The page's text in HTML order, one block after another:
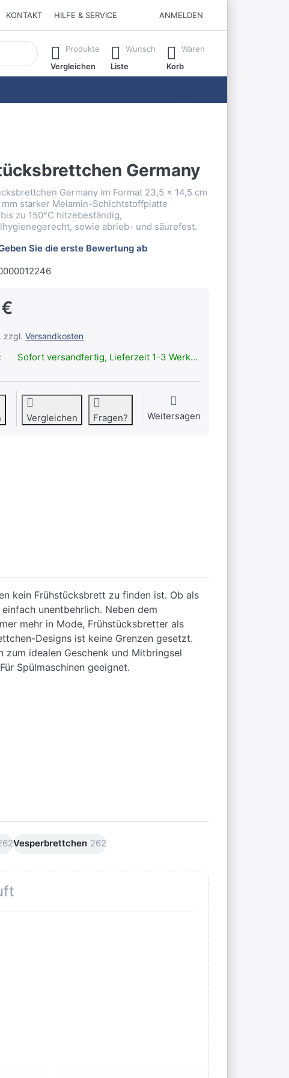
KONTAKT HILFE & SERVICE ANMELDEN
erste Ergebnisse. Drücken Sie die Eingabetaste, um
Produkte
Vergleichen
Wunsch
Liste
Waren
Korb
Germany
Germany im Format 23,5 x 14,5 cm
mm starker Melamin-Schichtstoffplatte
zu 150°C hitzebeständig,
sowie abrieb- und säurefest.
Sie die erste Bewertung ab
zzgl.Versandkosten
Sofort versandfertig, Lieferzeit 1-3 Werktage.
Vergleichen Fragen? Weitersagen
kein Frühstücksbrett zu finden ist. Ob als
unentbehrlich. Neben dem
mehr in Mode, Frühstücksbretter als
Designs ist keine Grenzen gesetzt.
idealen Geschenk und Mitbringsel
Spülmaschinen geeignet.
Vesperbrettchen 262